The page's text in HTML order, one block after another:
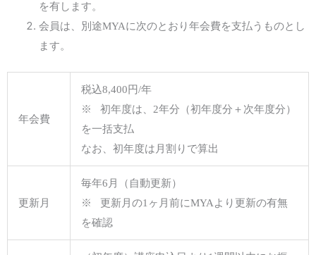
を有します。
会員は、別途MYAに次のとおり年会費を支払うものとし
ます。
年会費
税込8,400円/年
※ 初年度は、2年分（初年度分＋次年度分）
を一括支払
なお、初年度は月割りで算出
更新月
毎年6月（自動更新）
※ 更新月の1ヶ月前にMYAより更新の有無
を確認